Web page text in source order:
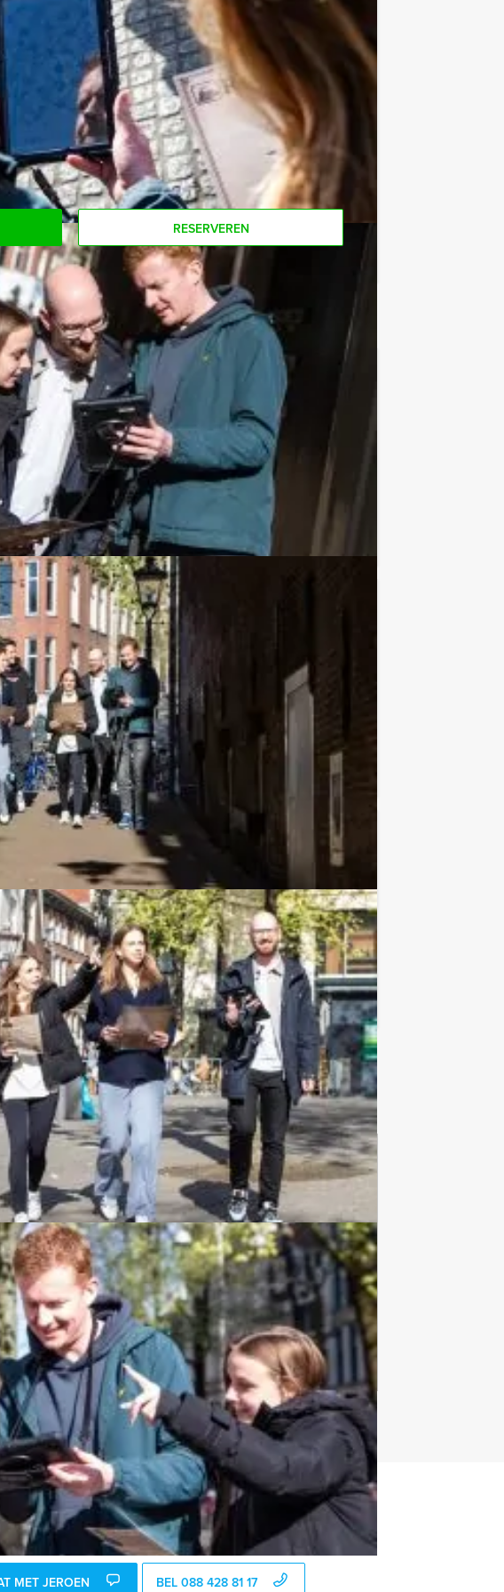
gebruikmaken van het drankarrangement, waarbij u
fris, huiswijn, koffie en thee. En… zo komt u ook
deelnemers voor deze activiteit? Als u bereid bent
kunt u ook gewoon voor minder personen boeken!
RESERVEREN
Vanaf € 27,50 p.p. excl. BTW
van Holland Tour Guides laat iedereen genieten van
Vanaf € 57,50
en hebben jullie jezelf altijd al afgevraagd hoe
Vanaf€ 27,50 p.p. excl. BTW
van Holland Tour Guides laat iedereen genieten van
Favoriet
Culinaire Tours
974 uitjes
over dit uitje?
MET JEROEN BEL 088 428 81 17